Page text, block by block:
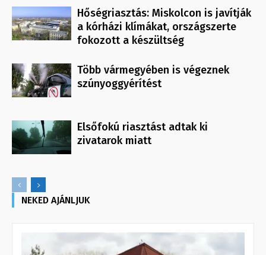
Hőségriasztás: Miskolcon is javítják
a kórházi klímákat, országszerte
fokozott a készültség
Több vármegyében is végeznek
szúnyoggyérítést
Elsőfokú riasztást adtak ki
zivatarok miatt
NEKED AJÁNLJUK